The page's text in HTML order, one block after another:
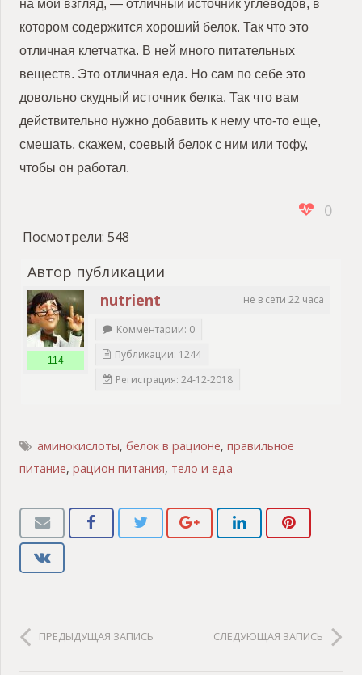
на мой взгляд, — отличный источник углеводов, в
котором содержится хороший белок. Так что это
отличная клетчатка. В ней много питательных
веществ. Это отличная еда. Но сам по себе это
довольно скудный источник белка. Так что вам
действительно нужно добавить к нему что-то еще,
смешать, скажем, соевый белок с ним или тофу,
чтобы он работал.
0
Посмотрели: 548
Автор публикации
не в сети 22 часа
nutrient
114
Комментарии: 0
Публикации: 1244
Регистрация: 24-12-2018
аминокислоты,белок в рационе,правильное
питание, рацион питания, тело и еда
ПРЕДЫДУЩАЯ ЗАПИСЬ СЛЕДУЮЩАЯ ЗАПИСЬ